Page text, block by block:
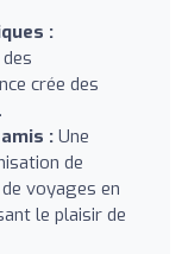
:
crée des
: Une
de
voyages en
le plaisir de